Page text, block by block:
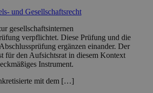
und Gesellschaftsrecht
gesellschaftsinternen
verpflichtet. Diese Prüfung und die
ergänzen einander. Der
für den Aufsichtsrat in diesem Kontext
Instrument.
mit dem […]